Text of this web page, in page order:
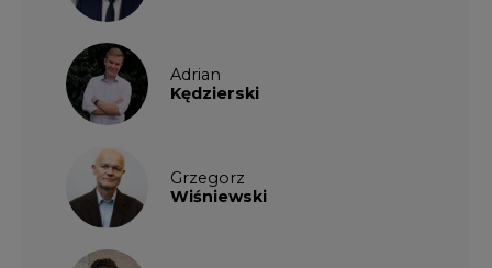
Adrian
Kędzierski
Grzegorz
Wiśniewski